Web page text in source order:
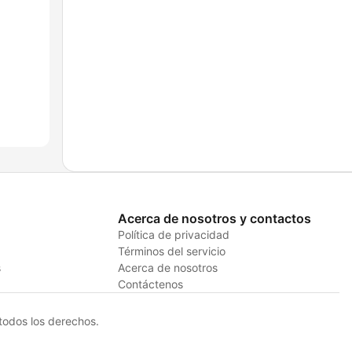
Acerca de nosotros y contactos
Política de privacidad
Términos del servicio
Acerca de nosotros
Contáctenos
los derechos.